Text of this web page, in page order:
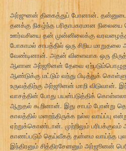
அர்ஜுனன் திகைத்துப் போனான்.
தனக்கு நிகழ்ந்த பரிதாபகரமான நிலையை
ஊர்வசியை தன் முன்னிலைக்கு
போகாமல் சாபத்தில் ஒரு சிறிய மாறுதலை
வேண்டினான். அதன் விளைவாக ஒரு
ஆளான அர்ஜூனன் தேவை
ஆண்டுக்கு மட்டும் வந்து பிடித்துக்
உருவத்திற்கு அர்ஜூனன் மாறி
வாசத்தின் போது பயன்படுத்திக்
ஆறுதல் கூறினான். இது சாபம் போன்று
காலத்தில் மறைந்திருக்க நல்ல வாய்ப்பு
ஏற்றுக்கொண்டான். முற்றிலும் பரிபக்குவம்
காணப்படும் தெய்வீகத் தன்மை வாய்ந்த
இந்திரனும் சித்திரசேனனும் அர்ஜூனன்